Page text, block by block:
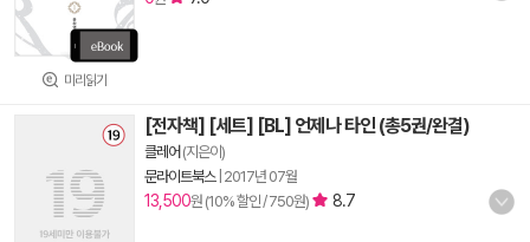
미리읽기
[전자책] [세트] [BL] 언제나 타인 (총5권/완결)
클레어 (지은이)
문라이트북스| 2017년 07월
13,500원 (10% 할인 / 750원) 8.7